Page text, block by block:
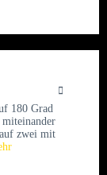
180 Grad
zwei mit